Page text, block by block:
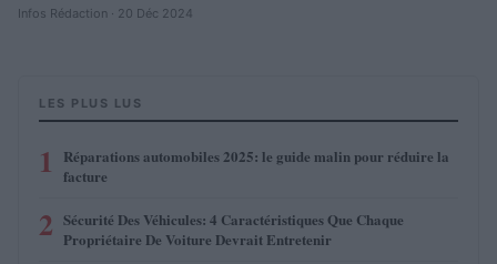
Infos Rédaction · 20 Déc 2024
LES PLUS LUS
1
Réparations automobiles 2025: le guide malin pour réduire la
facture
2 Sécurité Des Véhicules: 4 Caractéristiques Que Chaque
Propriétaire De Voiture Devrait Entretenir